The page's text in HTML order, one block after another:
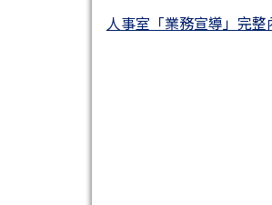
人事室「業務宣導」完整